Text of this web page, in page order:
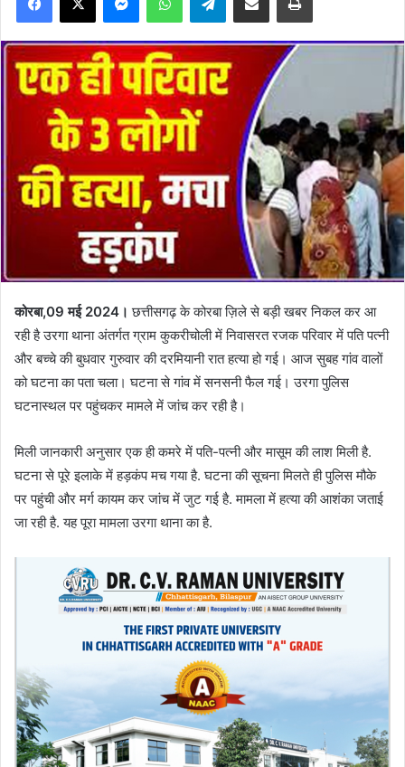
कोरबा,09 मई 2024। छत्तीसगढ़ के कोरबा ज़िले से बड़ी खबर निकल कर आ
रही है उरगा थाना अंतर्गत ग्राम कुकरीचोली में निवासरत रजक परिवार में पति पत्नी
और बच्चे की बुधवार गुरुवार की दरमियानी रात हत्या हो गई। आज सुबह गांव वालों
को घटना का पता चला। घटना से गांव में सनसनी फैल गई। उरगा पुलिस
घटनास्थल पर पहुंचकर मामले में जांच कर रही है।
मिली जानकारी अनुसार एक ही कमरे में पति-पत्नी और मासूम की लाश मिली है.
घटना से पूरे इलाके में हड़कंप मच गया है. घटना की सूचना मिलते ही पुलिस मौके
पर पहुंची और मर्ग कायम कर जांच में जुट गई है. मामला में हत्या की आशंका जताई
जा रही है. यह पूरा मामला उरगा थाना का है.